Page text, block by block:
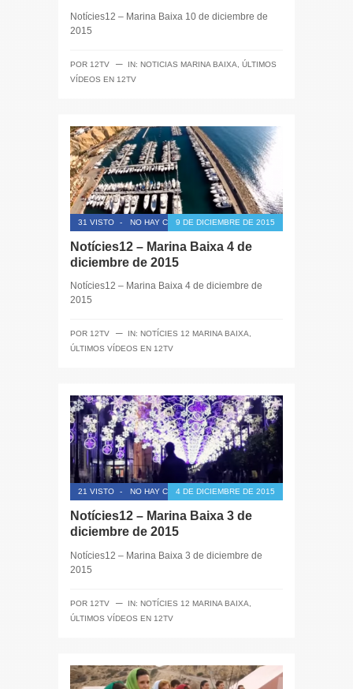
Notícies12 – Marina Baixa 10 de diciembre de
2015
POR 12TV ─ IN: NOTICIAS MARINA BAIXA
ÚLTIMOS
VÍDEOS EN 12TV
31 VISTO - NO HAY COMENTARIOS9 DE DICIEMBRE DE 2015
Notícies12 – Marina Baixa 4 de
diciembre de 2015
Notícies12 – Marina Baixa 4 de diciembre de
2015
POR 12TV ─ IN: NOTÍCIES 12 MARINA BAIXA,
ÚLTIMOS VÍDEOS EN 12TV
21 VISTO - NO HAY COMENTARIOS4 DE DICIEMBRE DE 2015
Notícies12 – Marina Baixa 3 de
diciembre de 2015
Notícies12 – Marina Baixa 3 de diciembre de
2015
POR 12TV ─ IN: NOTÍCIES 12 MARINA BAIXA
ÚLTIMOS VÍDEOS EN 12TV